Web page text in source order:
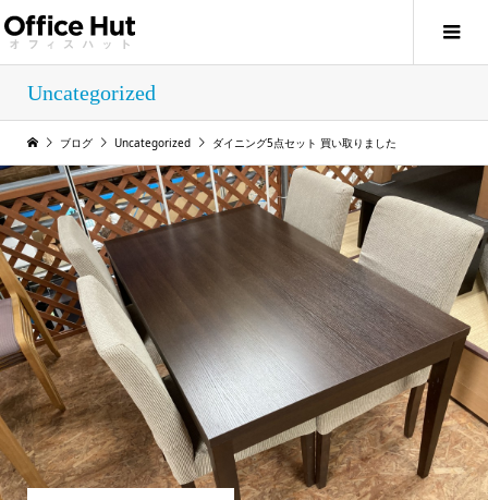
Uncategorized
ブログ Uncategorized ダイニング5点セット 買い取りました